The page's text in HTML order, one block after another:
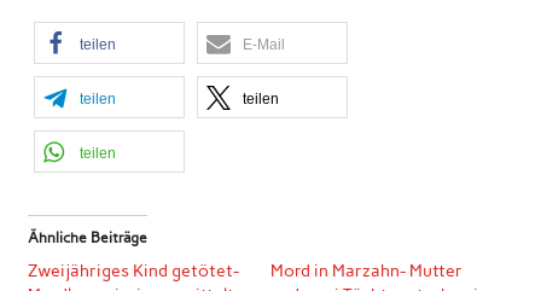
teilen E-Mail
teilen teilen
teilen
Ähnliche Beiträge
Zweijähriges Kind getötet-
Mord in Marzahn- Mutter